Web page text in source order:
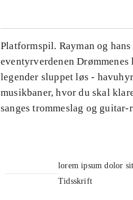
Platformspil. Rayman og
eventyrverdenen
legender sluppet løs -
musikbaner, hvor du skal
sanges trommeslag og
lorem ipsum dolor
Tidsskrift